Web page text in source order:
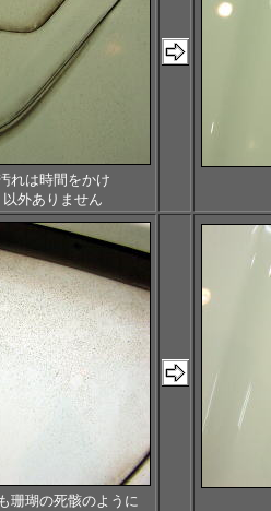
れは時間をかけ
外ありません
珊瑚の死骸のように